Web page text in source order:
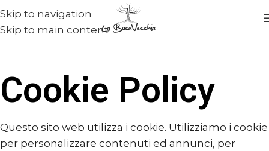
Skip to navigation
Skip to main content
Cookie Policy
Questo sito web utilizza i cookie. Utilizziamo i cookie
per personalizzare contenuti ed annunci, per